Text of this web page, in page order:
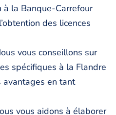
à la Banque-Carrefour
des licences
vous conseillons sur
spécifiques à la Flandre
avantages en tant
vous aidons à élaborer